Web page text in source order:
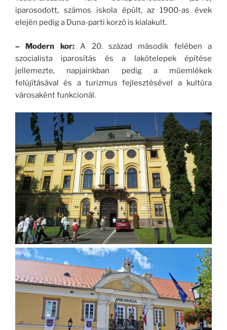
iparosodott, számos iskola épült, az 1900-as évek
elején pedig a Duna-parti korzó is kialakult.
– Modern kor:A 20. század második felében a
szocialista iparosítás és a lakótelepek építése
jellemezte, napjainkban pedig a műemlékek
felújításával és a turizmus fejlesztésével a kultúra
városaként funkcionál.